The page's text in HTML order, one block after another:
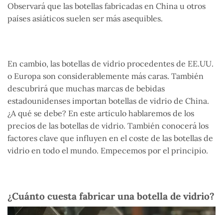
Observará que las botellas fabricadas en China u otros
países asiáticos suelen ser más asequibles.
En cambio, las botellas de vidrio procedentes de EE.UU.
o Europa son considerablemente más caras. También
descubrirá que muchas marcas de bebidas
estadounidenses importan botellas de vidrio de China.
¿A qué se debe? En este artículo hablaremos de los
precios de las botellas de vidrio. También conocerá los
factores clave que influyen en el coste de las botellas de
vidrio en todo el mundo. Empecemos por el principio.
¿Cuánto cuesta fabricar una botella de vidrio?